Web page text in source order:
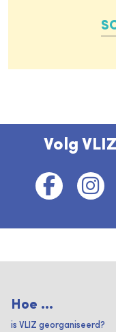
Volg
Hoe ...
is VLIZ georganiseerd?